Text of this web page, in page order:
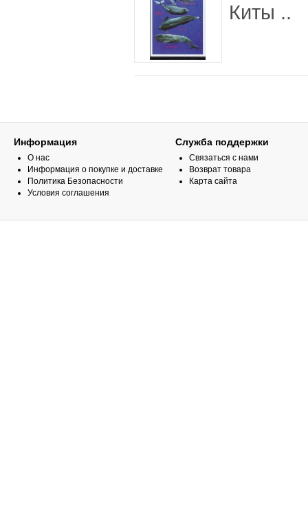
Киты ..
Информация
О нас
Информация о покупке и доставке
Политика Безопасности
Условия соглашения
Служба поддержки
Связаться с нами
Возврат товара
Карта сайта